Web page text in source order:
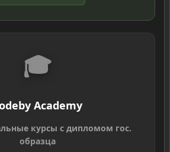
🎓
Academy
курсы с дипломом гос.
образца